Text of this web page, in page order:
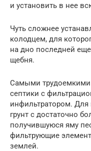
и установить в нее
Чуть сложнее
колодцем, для
на дно последней
щебня.
Самыми трудоемкими
септики с
инфильтратором. Для
грунт с достаточно
получившуюся яму
фильтрующие
землей.